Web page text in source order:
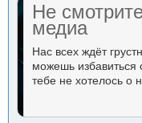
Не
медиа
Нас всех ждёт
можешь избавиться
тебе не хотелось о